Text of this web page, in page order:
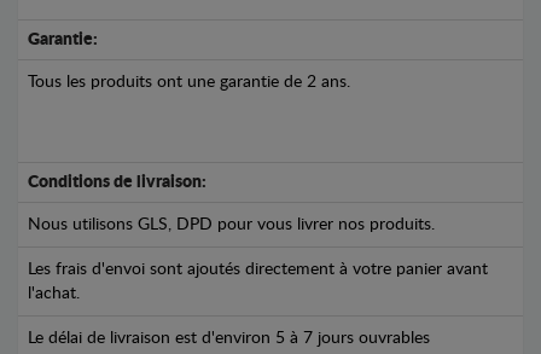
Garantie:
Tous les produits ont une garantie de 2 ans.
Conditions de livraison:
Nous utilisons GLS, DPD pour vous livrer nos produits.
Les frais d'envoi sont ajoutés directement à votre panier avant
l'achat.
Le délai de livraison est d'environ 5 à 7 jours ouvrables